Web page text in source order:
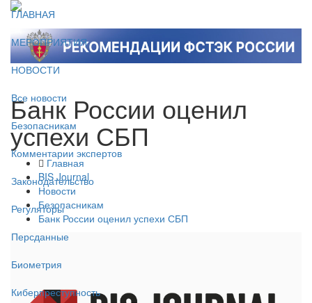
ГЛАВНАЯ
МЕРОПРИЯТИЯ
НОВОСТИ
Все новости
Безопасникам
Комментарии экспертов
Законодательство
Регуляторы
Персданные
Биометрия
Киберпреступность
Банк России оценил
успехи СБП
Главная
BIS Journal
Новости
Безопасникам
Банк России оценил успехи СБП